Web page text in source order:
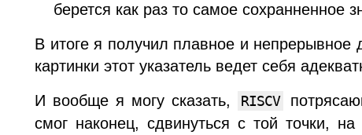
берется как раз то самое сохранненное
В итоге я получил плавное и
картинки этот указатель ведет себя
И вообще я могу сказать,
RISCV
смог наконец, сдвинуться с той точки,